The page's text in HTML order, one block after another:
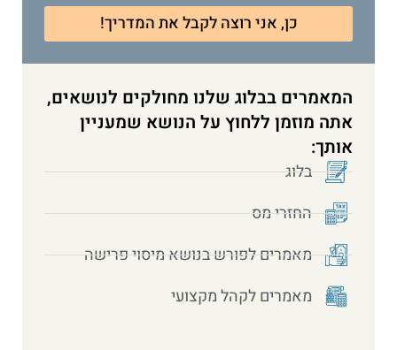
כן, אני רוצה לקבל את המדריך!
המאמרים בבלוג שלנו מחולקים לנושאים,
אתה מוזמן ללחוץ על הנושא שמעניין
אותך:
בלוג
החזרי מס
מאמרים לפורש בנושא מיסוי פרישה
מאמרים לקהל מקצועי